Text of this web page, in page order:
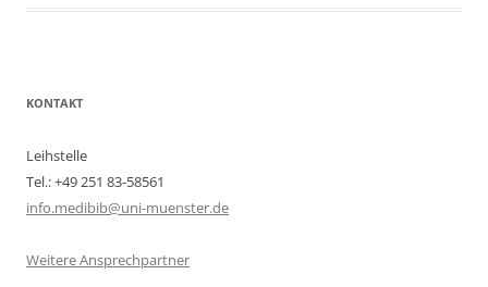
KONTAKT
Leihstelle
Tel.: +49 251 83-58561
info.medibib@uni-muenster.de
Weitere Ansprechpartner